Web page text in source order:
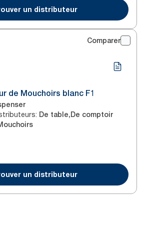
un distributeur
Comparer
de Mouchoirs blanc F1
: De table,De comptoir
un distributeur